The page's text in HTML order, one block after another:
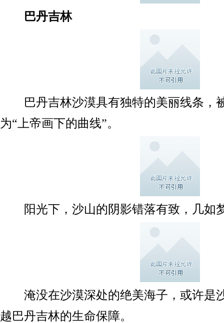
巴丹吉林
巴丹吉林沙漠具有独特的美丽线条，
为“上帝画下的曲线”。
阳光下，沙山的阴影错落有致，几如
淹没在沙漠深处的绝美海子，或许是
越巴丹吉林的生命保障。